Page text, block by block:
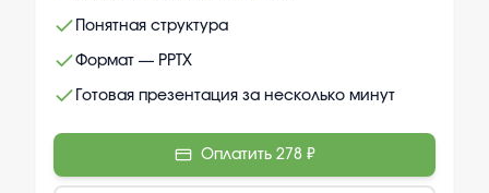
Понятная структура
Формат — PPTX
Готовая презентация за несколько минут
Оплатить 278 ₽